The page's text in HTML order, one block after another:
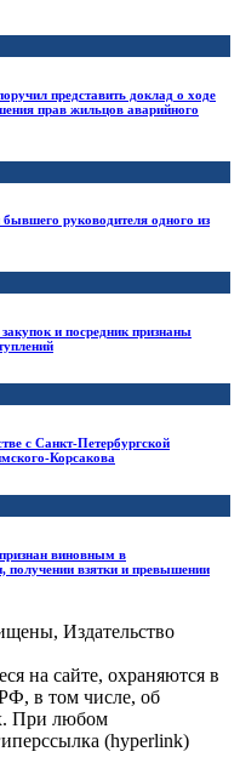
представить доклад о ходе
прав жильцов аварийного
руководителя одного из
и посредник признаны
с Санкт-Петербургской
Корсакова
виновным в
получении взятки и превышении
Издательство
на сайте, охраняются в
РФ, в том числе, об
При любом
(hyperlink)